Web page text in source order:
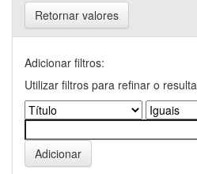
Retornar valores
Adicionar filtros:
Utilizar filtros para refinar o